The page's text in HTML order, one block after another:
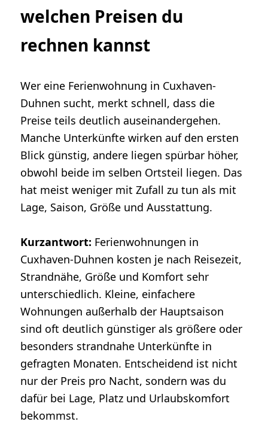
welchen Preisen du
rechnen kannst
Wer eine Ferienwohnung in Cuxhaven-
Duhnen sucht, merkt schnell, dass die
Preise teils deutlich auseinandergehen.
Manche Unterkünfte wirken auf den ersten
Blick günstig, andere liegen spürbar höher,
obwohl beide im selben Ortsteil liegen. Das
hat meist weniger mit Zufall zu tun als mit
Lage, Saison, Größe und Ausstattung.
Kurzantwort: Ferienwohnungen in
Cuxhaven-Duhnen kosten je nach Reisezeit,
Strandnähe, Größe und Komfort sehr
unterschiedlich. Kleine, einfachere
Wohnungen außerhalb der Hauptsaison
sind oft deutlich günstiger als größere oder
besonders strandnahe Unterkünfte in
gefragten Monaten. Entscheidend ist nicht
nur der Preis pro Nacht, sondern was du
dafür bei Lage, Platz und Urlaubskomfort
bekommst.